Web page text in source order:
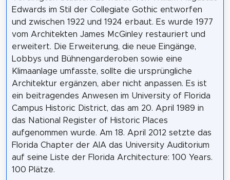
Edwards im Stil der Collegiate Gothic entworfen
und zwischen 1922 und 1924 erbaut. Es wurde 1977
vom Architekten James McGinley restauriert und
erweitert. Die Erweiterung, die neue Eingänge,
Lobbys und Bühnengarderoben sowie eine
Klimaanlage umfasste, sollte die ursprüngliche
Architektur ergänzen, aber nicht anpassen. Es ist
ein beitragendes Anwesen im University of Florida
Campus Historic District, das am 20. April 1989 in
das National Register of Historic Places
aufgenommen wurde. Am 18. April 2012 setzte das
Florida Chapter der AIA das University Auditorium
auf seine Liste der Florida Architecture: 100 Years.
100 Plätze.